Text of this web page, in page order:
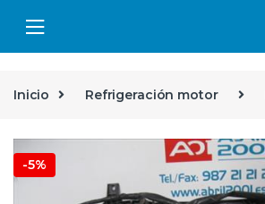
Inicio Refrigeración motor
-5%